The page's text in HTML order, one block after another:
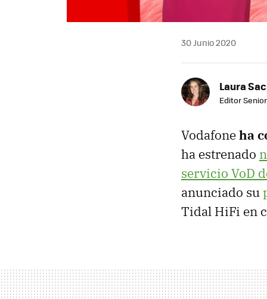
30 Junio 2020
Laura
Editor Senior
Vodafoneha
ha estrenado
servicio VoD
anunciado su
Tidal HiFi en